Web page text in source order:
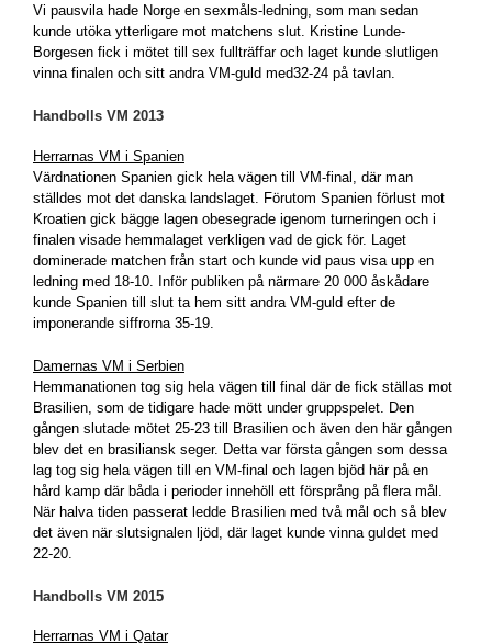
Vi pausvila hade Norge en sexmåls-ledning, som man sedan
kunde utöka ytterligare mot matchens slut. Kristine Lunde-
Borgesen fick i mötet till sex fullträffar och laget kunde slutligen
vinna finalen och sitt andra VM-guld med32-24 på tavlan.
Handbolls VM 2013
Herrarnas VM i Spanien
Värdnationen Spanien gick hela vägen till VM-final, där man
ställdes mot det danska landslaget. Förutom Spanien förlust mot
Kroatien gick bägge lagen obesegrade igenom turneringen och i
finalen visade hemmalaget verkligen vad de gick för. Laget
dominerade matchen från start och kunde vid paus visa upp en
ledning med 18-10. Inför publiken på närmare 20 000 åskådare
kunde Spanien till slut ta hem sitt andra VM-guld efter de
imponerande siffrorna 35-19.
Damernas VM i Serbien
Hemmanationen tog sig hela vägen till final där de fick ställas mot
Brasilien, som de tidigare hade mött under gruppspelet. Den
gången slutade mötet 25-23 till Brasilien och även den här gången
blev det en brasiliansk seger. Detta var första gången som dessa
lag tog sig hela vägen till en VM-final och lagen bjöd här på en
hård kamp där båda i perioder innehöll ett försprång på flera mål.
När halva tiden passerat ledde Brasilien med två mål och så blev
det även när slutsignalen ljöd, där laget kunde vinna guldet med
22-20.
Handbolls VM 2015
Herrarnas VM i Qatar